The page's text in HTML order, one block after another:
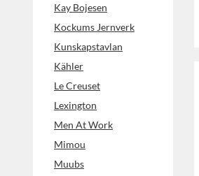
Kay Bojesen
Kockums Jernverk
Kunskapstavlan
Kähler
Le Creuset
Lexington
Men At Work
Mimou
Muubs